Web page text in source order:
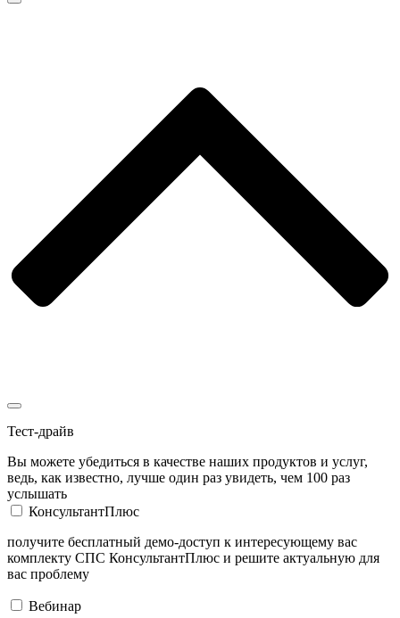
Тест-драйв
Вы можете убедиться в качестве наших продуктов и услуг,
ведь, как известно, лучше один раз увидеть, чем 100 раз
услышать
КонсультантПлюс
получите бесплатный демо-доступ к интересующему вас
комплекту СПС КонсультантПлюс и решите актуальную для
вас проблему
Вебинар